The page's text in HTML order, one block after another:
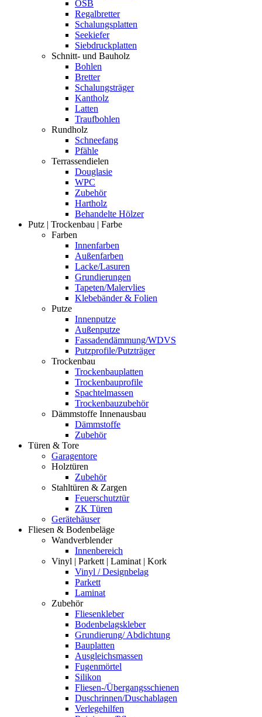
OSB
Regalbretter
Schalungsplatten
Seekiefer
Siebdruckplatten
Schnitt- und Bauholz
Bohlen
Bretter
Schalungsträger
Kantholz
Latten
Traufbohlen
Rundholz
Schneefang
Pfähle
Terrassendielen
Douglasie
WPC
Zubehör
Hartholz
Behandelte Hölzer
Putz | Trockenbau | Farbe
Farben
Innenfarben
Außenfarben
Lacke/Lasuren
Grundierungen
Tapeten/Malervlies
Klebebänder & Folien
Putze
Innenputze
Außenputze
Fassadendämmung/WDVS
Putzprofile/Putzträger
Trockenbau
Trockenbauplatten
Trockenbauprofile
Spachtelmassen
Trockenbauzubehör
Dämmstoffe Innenausbau
Dämmstoffe
Zubehör
Türen & Tore
Garagentore
Holztüren
Zubehör
Stahltüren & Zargen
Feuerschutztür
ZK Türen
Gerätehäuser
Fliesen & Bodenbeläge
Wandverblender
Innenbereich
Vinyl | Parkett | Laminat | Kork
Vinyl / Designbelag
Parkett
Laminat
Zubehör
Fliesenkleber
Bodenbelagskleber
Grundierung/ Abdichtung
Bauplatten
Ausgleichsmassen
Fugenmörtel
Silikon
Fliesen-/Übergangsschienen
Duschrinnen/Duschablagen
Verlegehilfen